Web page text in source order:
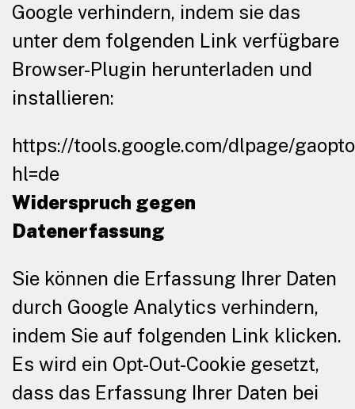
Google verhindern, indem sie das
unter dem folgenden Link verfügbare
Browser-Plugin herunterladen und
installieren:
https://tools.google.com/dlpage/
hl=de
Widerspruch gegen
Datenerfassung
Sie können die Erfassung Ihrer Daten
durch Google Analytics verhindern,
indem Sie auf folgenden Link klicken.
Es wird ein Opt-Out-Cookie gesetzt,
dass das Erfassung Ihrer Daten bei